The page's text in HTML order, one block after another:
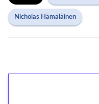
Nicholas Hämäläinen